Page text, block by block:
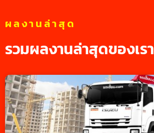
ผลงานล่าสุด
รวมผลงานล่าสุดของเรา